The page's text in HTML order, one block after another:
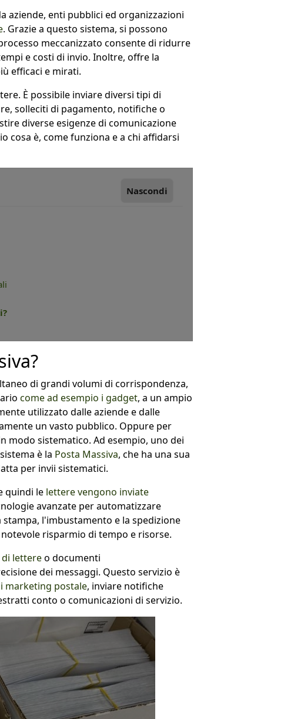
aziende, enti pubblici ed organizzazioni
. Grazie a questo sistema, si possono
meccanizzato consente di ridurre
e costi di invio. Inoltre, offre la
efficaci e mirati.
È possibile inviare diversi tipi di
solleciti di pagamento, notifiche o
diverse esigenze di comunicazione
cosa è, come funziona e a chi affidarsi
Nascondi
di grandi volumi di corrispondenza,
come ad esempio i gadget, a un ampio
utilizzato dalle aziende e dalle
un vasto pubblico. Oppure per
modo sistematico. Ad esempio, uno dei
è la Posta Massiva, che ha una sua
per invii sistematici.
quindi le lettere vengono inviate
avanzate per automatizzare
l'imbustamento e la spedizione
risparmio di tempo e risorse.
lettereo documenti
dei messaggi. Questo servizio è
marketing postale, inviare notifiche
conto o comunicazioni di servizio.